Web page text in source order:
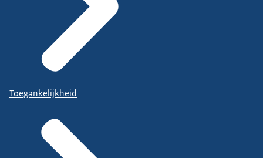
Toegankelijkheid